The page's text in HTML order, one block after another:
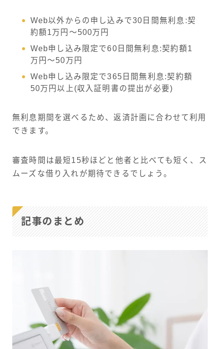
Web以外からの申し込みで30日間無利息:契
約額1万円〜500万円
Web申し込み限定で60日間無利息:契約額1
万円～50万円
Web申し込み限定で365日間無利息:契約額
50万円以上(収入証明書の提出が必要)
無利息期間を選べるため、返済計画に合わせて利用
できます。
審査時間は最短15秒ほどと他者と比べても短く、ス
ムーズな借り入れが期待できるでしょう。
記事のまとめ